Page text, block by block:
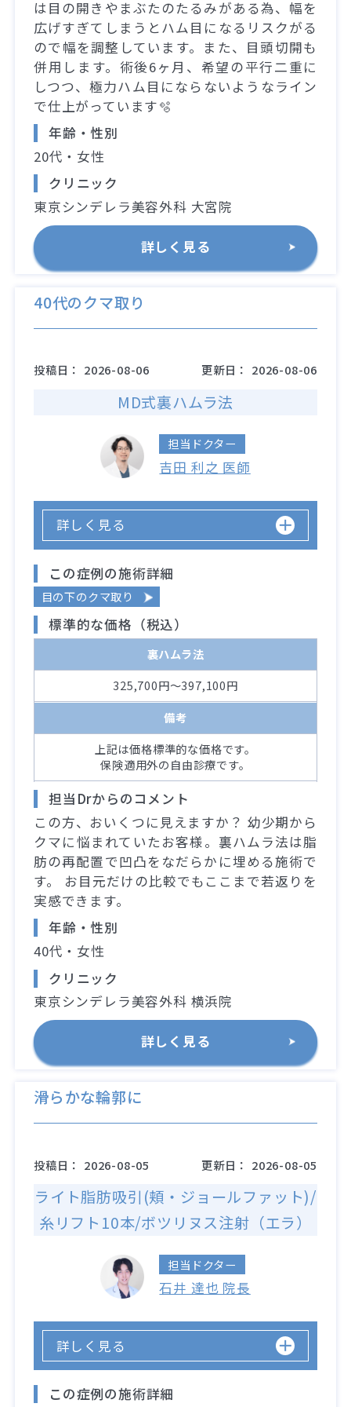
は目の開きやまぶたのたるみがある為、幅を
広げすぎてしまうとハム目になるリスクがる
ので幅を調整しています。また、目頭切開も
併用します。術後6ヶ月、希望の平行二重に
しつつ、極力ハム目にならないようなライン
で仕上がっています🫧
年齢・性別
20代・女性
クリニック
東京シンデレラ美容外科 大宮院
詳しく見る
40代のクマ取り
投稿日： 2026-08-06 更新日： 2026-08-06
MD式裏ハムラ法
担当ドクター
吉田 利之 医師
詳しく見る
この症例の施術詳細
目の下のクマ取り
標準的な価格（税込）
裏ハムラ法
325,700円～397,100円
備考
上記は価格標準的な価格です。
保険適用外の自由診療です。
担当Drからのコメント
この方、おいくつに見えますか？ 幼少期から
クマに悩まれていたお客様。裏ハムラ法は脂
肪の再配置で凹凸をなだらかに埋める施術で
す。 お目元だけの比較でもここまで若返りを
実感できます。
年齢・性別
40代・女性
クリニック
東京シンデレラ美容外科 横浜院
詳しく見る
滑らかな輪郭に
投稿日： 2026-08-05 更新日： 2026-08-05
ライト脂肪吸引(頬・ジョールファット)/
糸リフト10本/ボツリヌス注射（エラ）
担当ドクター
石井 達也 院長
詳しく見る
この症例の施術詳細